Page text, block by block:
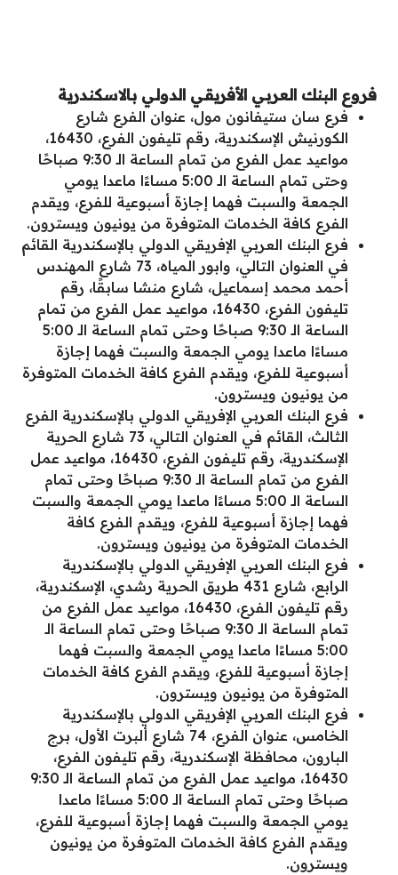
فروع البنك العربي الأفريقي الدولي بالاسكندرية
فرع سان ستيفانون مول، عنوان الفرع شارع
الكورنيش الإسكندرية، رقم تليفون الفرع، 16430،
مواعيد عمل الفرع من تمام الساعة الـ 9:30 صباحًا
وحتى تمام الساعة الـ 5:00 مساءًا ماعدا يومي
الجمعة والسبت فهما إجازة أسبوعية للفرع، ويقدم
الفرع كافة الخدمات المتوفرة من يونيون ويسترون.
فرع البنك العربي الإفريقي الدولي بالإسكندرية القائم
في العنوان التالي، وابور المياه، 73 شارع المهندس
أحمد محمد إسماعيل، شارع منشا سابقًا، رقم
تليفون الفرع، 16430، مواعيد عمل الفرع من تمام
الساعة الـ 9:30 صباحًا وحتى تمام الساعة الـ 5:00
مساءًا ماعدا يومي الجمعة والسبت فهما إجازة
أسبوعية للفرع، ويقدم الفرع كافة الخدمات المتوفرة
من يونيون ويسترون.
فرع البنك العربي الإفريقي الدولي بالإسكندرية الفرع
الثالث، القائم في العنوان التالي، 73 شارع الحرية
الإسكندرية، رقم تليفون الفرع، 16430، مواعيد عمل
الفرع من تمام الساعة الـ 9:30 صباحًا وحتى تمام
الساعة الـ 5:00 مساءًا ماعدا يومي الجمعة والسبت
فهما إجازة أسبوعية للفرع، ويقدم الفرع كافة
الخدمات المتوفرة من يونيون ويسترون.
فرع البنك العربي الإفريقي الدولي بالإسكندرية
الرابع، شارع 431 طريق الحرية رشدي، الإسكندرية،
رقم تليفون الفرع، 16430، مواعيد عمل الفرع من
تمام الساعة الـ 9:30 صباحًا وحتى تمام الساعة الـ
5:00 مساءًا ماعدا يومي الجمعة والسبت فهما
إجازة أسبوعية للفرع، ويقدم الفرع كافة الخدمات
المتوفرة من يونيون ويسترون.
فرع البنك العربي الإفريقي الدولي بالإسكندرية
الخامس، عنوان الفرع، 74 شارع ألبرت الأول، برج
البارون، محافظة الإسكندرية، رقم تليفون الفرع،
16430، مواعيد عمل الفرع من تمام الساعة الـ 9:30
صباحًا وحتى تمام الساعة الـ 5:00 مساءًا ماعدا
يومي الجمعة والسبت فهما إجازة أسبوعية للفرع،
ويقدم الفرع كافة الخدمات المتوفرة من يونيون
ويسترون.